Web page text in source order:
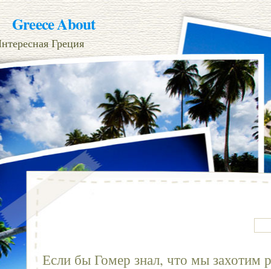
Greece About
Греция
Если бы Гомер знал, что мы захотим